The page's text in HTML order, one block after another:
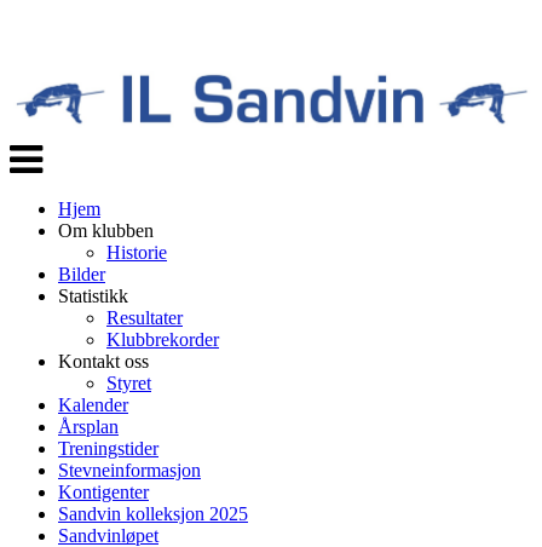
Veksle
navigasjon
Hjem
Om klubben
Historie
Bilder
Statistikk
Resultater
Klubbrekorder
Kontakt oss
Styret
Kalender
Årsplan
Treningstider
Stevneinformasjon
Kontigenter
Sandvin kolleksjon 2025
Sandvinløpet